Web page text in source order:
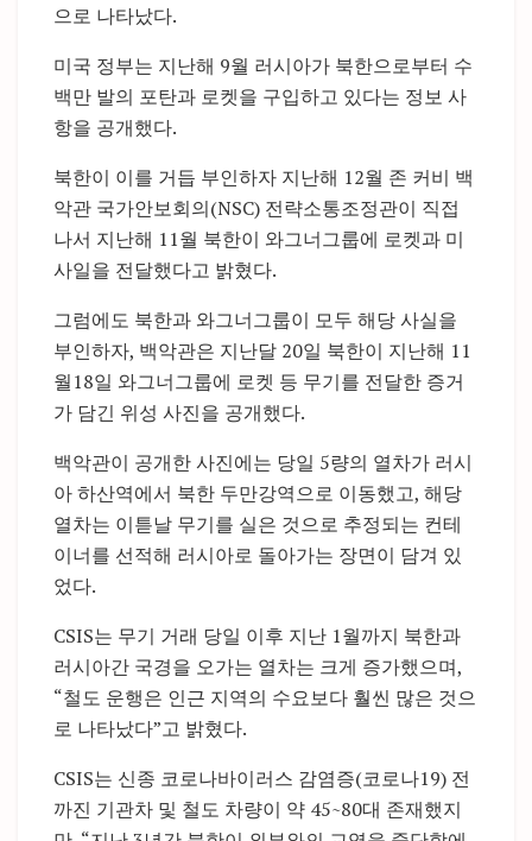
으로 나타났다.
미국 정부는 지난해 9월 러시아가 북한으로부터 수
백만 발의 포탄과 로켓을 구입하고 있다는 정보 사
항을 공개했다.
북한이 이를 거듭 부인하자 지난해 12월 존 커비 백
악관 국가안보회의(NSC) 전략소통조정관이 직접
나서 지난해 11월 북한이 와그너그룹에 로켓과 미
사일을 전달했다고 밝혔다.
그럼에도 북한과 와그너그룹이 모두 해당 사실을
부인하자, 백악관은 지난달 20일 북한이 지난해 11
월18일 와그너그룹에 로켓 등 무기를 전달한 증거
가 담긴 위성 사진을 공개했다.
백악관이 공개한 사진에는 당일 5량의 열차가 러시
아 하산역에서 북한 두만강역으로 이동했고, 해당
열차는 이튿날 무기를 실은 것으로 추정되는 컨테
이너를 선적해 러시아로 돌아가는 장면이 담겨 있
었다.
CSIS는 무기 거래 당일 이후 지난 1월까지 북한과
러시아간 국경을 오가는 열차는 크게 증가했으며,
“철도 운행은 인근 지역의 수요보다 훨씬 많은 것으
로 나타났다”고 밝혔다.
CSIS는 신종 코로나바이러스 감염증(코로나19) 전
까진 기관차 및 철도 차량이 약 45~80대 존재했지